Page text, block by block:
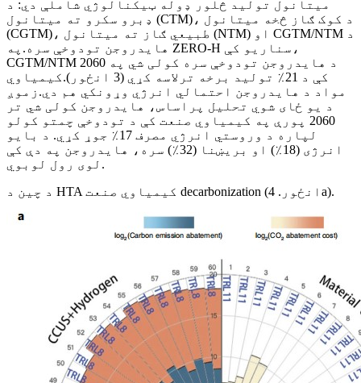
میتانول تولید څلور ډوله ټیکنالوژي شاملې دي: د
ډبرو سکرو ته میتانول (CTM)، د کوک ګاز څخه میتانول
(CGTM)، طبیعي ګاز ته میتانول (NTM) او CGTM/NTM د
هایدروجن تودوخې سره.په ZERO-H سناریو کې،
CGTM/NTM د هایدروجن تودوخې سره کولی شي په 2060
کې د 21٪ تولید برخه ترلاسه کړي (3 انځور).کیمیاوي
مواد د هایدروجن احتمالي انرژي وړونکي هم دي.زموږ
د یو ځای شوي تحلیل پراساس، هایدروجن کولی شي تر
2060 پورې په کیمیاوي صنعت کې د تودوخې چمتو کولو
لپاره د وروستي انرژي مصرف 17٪ جوړ کړي. د بایو
انرژی (18٪) او بریښنا (32٪) سره، هایدروجن په دې کې
لوی رول لوبوي.
د چین د HTA کیمیاوي صنعت decarbonization (انځور. 4a).